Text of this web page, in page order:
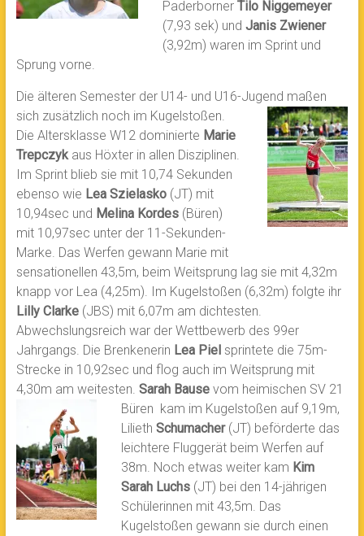
Paderborner Tilo Niggemeyer
(7,93 sek) und Janis Zwiener
(3,92m) waren im Sprint und
Sprung vorne.
Die älteren Semester der U14- und U16-Jugend maßen
sich zusätzlich noch im Kugelstoßen.
Die Altersklasse W12 dominierte Marie
Trepczykaus Höxter in allen Disziplinen.
Im Sprint blieb sie mit 10,74 Sekunden
ebenso wie Lea Szielasko(JT) mit
10,94sec und Melina Kordes(Büren)
mit 10,97sec unter der 11-Sekunden-
Marke. Das Werfen gewann Marie mit
sensationellen 43,5m, beim Weitsprung lag sie mit 4,32m
knapp vor Lea (4,25m). Im Kugelstoßen (6,32m) folgte ihr
Lilly Clarke(JBS) mit 6,07m am dichtesten.
Abwechslungsreich war der Wettbewerb des 99er
Jahrgangs. Die Brenkenerin Lea Pielsprintete die 75m-
Strecke in 10,92sec und flog auch im Weitsprung mit
4,30m am weitesten. Sarah Bausevom heimischen SV 21
Büren kam im Kugelstoßen auf 9,19m,
Lilieth Schumacher(JT) beförderte das
leichtere Fluggerät beim Werfen auf
38m. Noch etwas weiter kam Kim
Sarah Luchs(JT) bei den 14-jährigen
Schülerinnen mit 43,5m. Das
Kugelstoßen gewann sie durch einen